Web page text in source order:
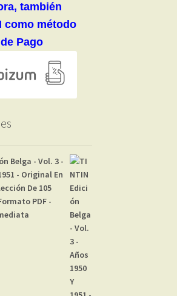
también
como método
de Pago
Belga - Vol. 3 -
- Original En
De 105
PDF -